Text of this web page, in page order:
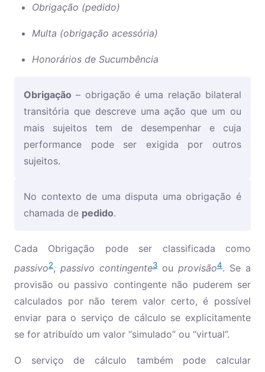
Obrigação (pedido)
Multa (obrigação acessória)
Honorários de Sucumbência
Obrigação – obrigação é uma relação bilateral
transitória que descreve uma ação que um ou
mais sujeitos tem de desempenhar e cuja
performance pode ser exigida por outros
sujeitos.
No contexto de uma disputa uma obrigação é
chamada de pedido.
Cada Obrigação pode ser classificada como
passivo2, passivo contingente3 ou provisão4. Se a
provisão ou passivo contingente não puderem ser
calculados por não terem valor certo, é possível
enviar para o serviço de cálculo se explicitamente
se for atribuído um valor “simulado” ou “virtual”.
O serviço de cálculo também pode calcular